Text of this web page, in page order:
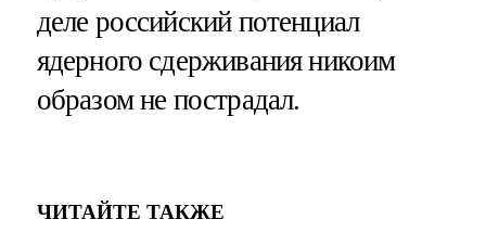
деле российский потенциал
ядерного сдерживания никоим
образом не пострадал.
ЧИТАЙТЕ ТАКЖЕ